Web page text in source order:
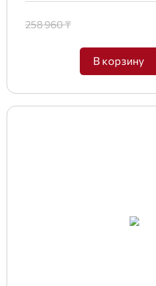
258 960 ₸
В корзину